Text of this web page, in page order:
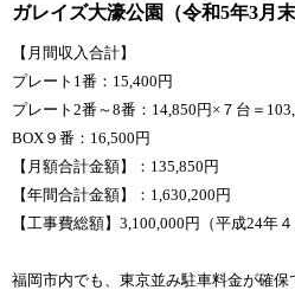
ガレイズ大濠公園（令和5年3月末
【月間収入合計】
プレート1番：15,400円
プレート2番～8番：14,850円×７台＝
BOX９番：16,500円
【月額合計金額】：135,850円
【年間合計金額】：1,630,200円
【工事費総額】3,100,000円（平成24年４
福岡市内でも、東京並み駐車料金が確保